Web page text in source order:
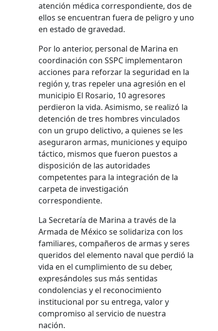
atención médica correspondiente, dos de
ellos se encuentran fuera de peligro y uno
en estado de gravedad.
Por lo anterior, personal de Marina en
coordinación con SSPC implementaron
acciones para reforzar la seguridad en la
región y, tras repeler una agresión en el
municipio El Rosario, 10 agresores
perdieron la vida. Asimismo, se realizó la
detención de tres hombres vinculados
con un grupo delictivo, a quienes se les
aseguraron armas, municiones y equipo
táctico, mismos que fueron puestos a
disposición de las autoridades
competentes para la integración de la
carpeta de investigación
correspondiente.
La Secretaría de Marina a través de la
Armada de México se solidariza con los
familiares, compañeros de armas y seres
queridos del elemento naval que perdió la
vida en el cumplimiento de su deber,
expresándoles sus más sentidas
condolencias y el reconocimiento
institucional por su entrega, valor y
compromiso al servicio de nuestra
nación.